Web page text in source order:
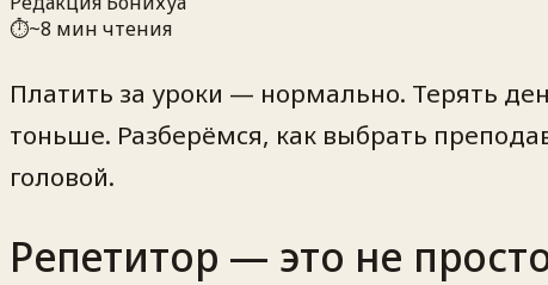
⏱~8 мин чтения
Платить за уроки — нормально. Терять
тоньше. Разберёмся, как выбрать
головой.
Репетитор — это не